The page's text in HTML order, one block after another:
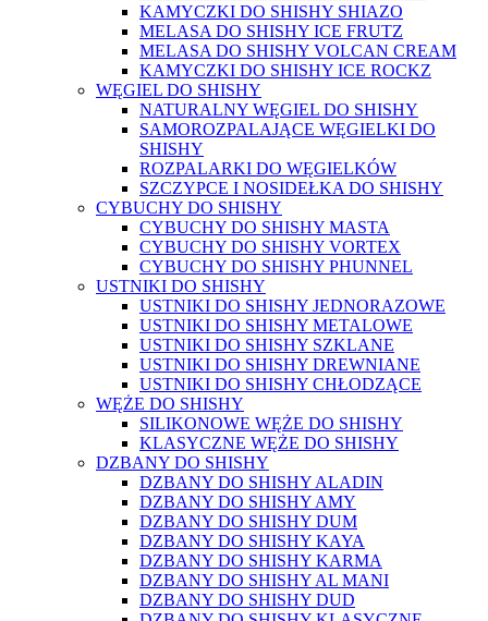
KAMYCZKI DO SHISHY SHIAZO
MELASA DO SHISHY ICE FRUTZ
MELASA DO SHISHY VOLCAN CREAM
KAMYCZKI DO SHISHY ICE ROCKZ
WĘGIEL DO SHISHY
NATURALNY WĘGIEL DO SHISHY
SAMOROZPALAJĄCE WĘGIELKI DO
SHISHY
ROZPALARKI DO WĘGIELKÓW
SZCZYPCE I NOSIDEŁKA DO SHISHY
CYBUCHY DO SHISHY
CYBUCHY DO SHISHY MASTA
CYBUCHY DO SHISHY VORTEX
CYBUCHY DO SHISHY PHUNNEL
USTNIKI DO SHISHY
USTNIKI DO SHISHY JEDNORAZOWE
USTNIKI DO SHISHY METALOWE
USTNIKI DO SHISHY SZKLANE
USTNIKI DO SHISHY DREWNIANE
USTNIKI DO SHISHY CHŁODZĄCE
WĘŻE DO SHISHY
SILIKONOWE WĘŻE DO SHISHY
KLASYCZNE WĘŻE DO SHISHY
DZBANY DO SHISHY
DZBANY DO SHISHY ALADIN
DZBANY DO SHISHY AMY
DZBANY DO SHISHY DUM
DZBANY DO SHISHY KAYA
DZBANY DO SHISHY KARMA
DZBANY DO SHISHY AL MANI
DZBANY DO SHISHY DUD